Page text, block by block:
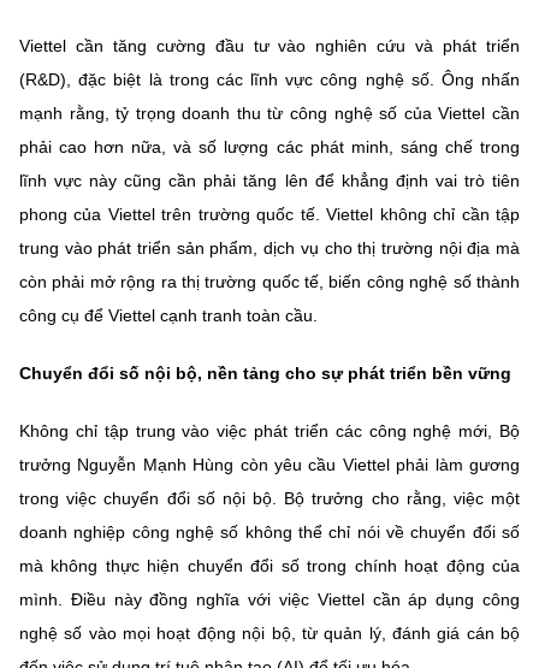
Viettel cần tăng cường đầu tư vào nghiên cứu và phát triển
(R&D), đặc biệt là trong các lĩnh vực công nghệ số. Ông nhấn
mạnh rằng, tỷ trọng doanh thu từ công nghệ số của Viettel cần
phải cao hơn nữa, và số lượng các phát minh, sáng chế trong
lĩnh vực này cũng cần phải tăng lên để khẳng định vai trò tiên
phong của Viettel trên trường quốc tế. Viettel không chỉ cần tập
trung vào phát triển sản phẩm, dịch vụ cho thị trường nội địa mà
còn phải mở rộng ra thị trường quốc tế, biến công nghệ số thành
công cụ để Viettel cạnh tranh toàn cầu.
Chuyển đổi số nội bộ, nền tảng cho sự phát triển bền vững
Không chỉ tập trung vào việc phát triển các công nghệ mới, Bộ
trưởng Nguyễn Mạnh Hùng còn yêu cầu Viettel phải làm gương
trong việc chuyển đổi số nội bộ. Bộ trưởng cho rằng, việc một
doanh nghiệp công nghệ số không thể chỉ nói về chuyển đổi số
mà không thực hiện chuyển đổi số trong chính hoạt động của
mình. Điều này đồng nghĩa với việc Viettel cần áp dụng công
nghệ số vào mọi hoạt động nội bộ, từ quản lý, đánh giá cán bộ